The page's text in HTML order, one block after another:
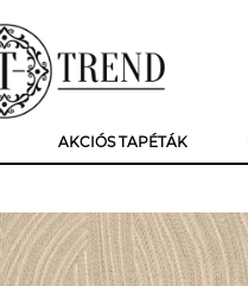
AKCIÓS TAPÉTÁK